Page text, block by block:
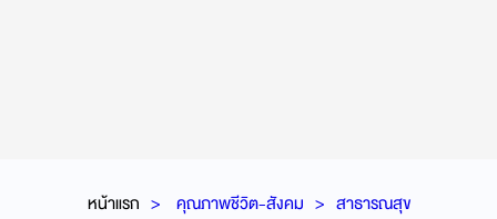
หน้าแรก คุณภาพชีวิต-สังคม สาธารณสุข